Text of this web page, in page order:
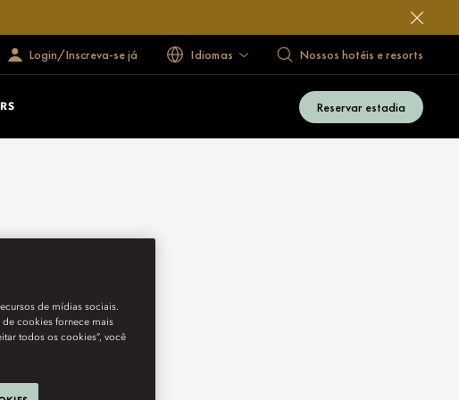
Login/Inscreva-se já Idiomas Nossos hotéis e resorts
Reservar estadia
de mídias sociais.
cookies fornece mais
todos os cookies”, você